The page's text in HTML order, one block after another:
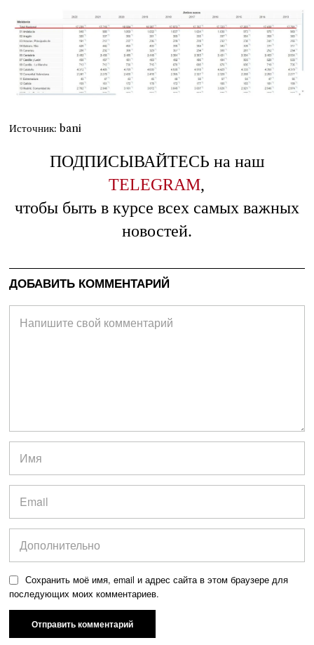
Источник: bani
ПОДПИСЫВАЙТЕСЬ на наш
TELEGRAM,
чтобы быть в курсе всех самых важных
новостей.
ДОБАВИТЬ КОММЕНТАРИЙ
Сохранить моё имя, email и адрес сайта в этом браузере для
последующих моих комментариев.